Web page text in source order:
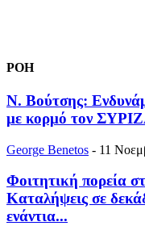
ΡΟΗ
Ν. Βούτσης:
με κορμό τον
George Benetos - 11
Φοιτητική πορεία
Καταλήψεις σε
ενάντια...